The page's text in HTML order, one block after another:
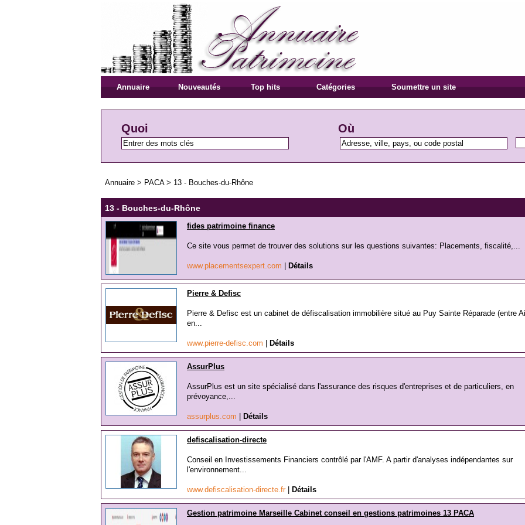
Annuaire Nouveautés Top hits Catégories Soumettre un site
Quoi Où
Annuaire > PACA > 13 - Bouches-du-Rhône
13 - Bouches-du-Rhône
fides patrimoine finance
Ce site vous permet de trouver des solutions sur les questions suivantes: Placements, fiscalité,...
www.placementsexpert.com Détails
Pierre & Defisc
Pierre & Defisc est un cabinet de défiscalisation immobilière situé au Puy Sainte Réparade (entre
en...
www.pierre-defisc.com Détails
AssurPlus
AssurPlus est un site spécialisé dans l'assurance des risques d'entreprises et de particuliers, en
prévoyance,...
assurplus.com Détails
defiscalisation-directe
Conseil en Investissements Financiers contrôlé par l'AMF. A partir d'analyses indépendantes sur
l'environnement...
www.defiscalisation-directe.fr Détails
Gestion patrimoine Marseille Cabinet conseil en gestions patrimoines 13 PACA